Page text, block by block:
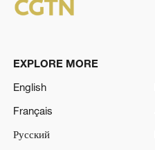
EXPLORE MORE
English
Français
Русский